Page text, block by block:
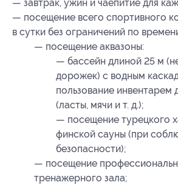
— завтрак, ужин и чаепитие для
— посещение всего спортивного
в сутки без ограничений по
— посещение аквазоны:
— бассейн длиной 25 м
дорожек) с водным
пользование инвентарем
(ласты, мячи и т. д.);
— посещение турецкого
финской сауны (при
безопасности);
— посещение
тренажерного зала;